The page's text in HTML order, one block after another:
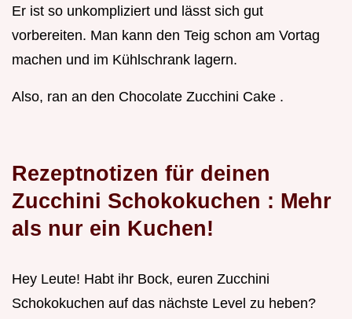
Er ist so unkompliziert und lässt sich gut
vorbereiten. Man kann den Teig schon am Vortag
machen und im Kühlschrank lagern.
Also, ran an den Chocolate Zucchini Cake .
Rezeptnotizen für deinen
Zucchini Schokokuchen : Mehr
als nur ein Kuchen!
Hey Leute! Habt ihr Bock, euren Zucchini
Schokokuchen auf das nächste Level zu heben?